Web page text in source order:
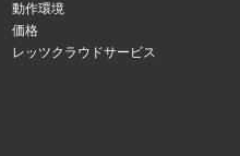
動作環境
価格
レッツクラウドサービス